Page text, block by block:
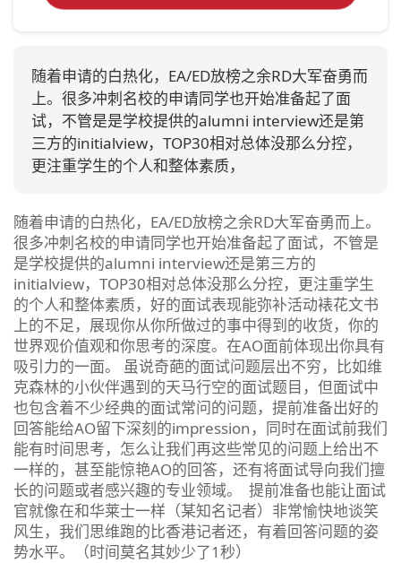
随着申请的白热化，EA/ED放榜之余RD大军奋勇而
上。很多冲刺名校的申请同学也开始准备起了面
试，不管是是学校提供的alumni interview还是第
三方的initialview，TOP30相对总体没那么分控，
更注重学生的个人和整体素质，
随着申请的白热化，EA/ED放榜之余RD大军奋勇而上。
很多冲刺名校的申请同学也开始准备起了面试，不管是
是学校提供的alumni interview还是第三方的
initialview，TOP30相对总体没那么分控，更注重学生
的个人和整体素质，好的面试表现能弥补活动裱花文书
上的不足，展现你从你所做过的事中得到的收货，你的
世界观价值观和你思考的深度。在AO面前体现出你具有
吸引力的一面。 虽说奇葩的面试问题层出不穷，比如维
克森林的小伙伴遇到的天马行空的面试题目，但面试中
也包含着不少经典的面试常问的问题，提前准备出好的
回答能给AO留下深刻的impression，同时在面试前我们
能有时间思考，怎么让我们再这些常见的问题上给出不
一样的，甚至能惊艳AO的回答，还有将面试导向我们擅
长的问题或者感兴趣的专业领域。 提前准备也能让面试
官就像在和华莱士一样（某知名记者）非常愉快地谈笑
风生，我们思维跑的比香港记者还，有着回答问题的姿
势水平。（时间莫名其妙少了1秒）